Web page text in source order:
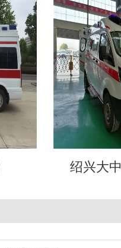
绍兴大